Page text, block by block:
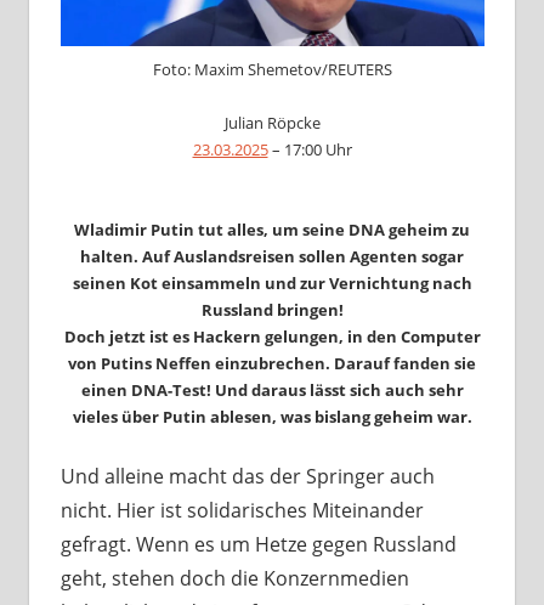
Foto: Maxim Shemetov/REUTERS
Julian Röpcke
23.03.2025– 17:00 Uhr
Wladimir Putin tut alles, um seine DNA geheim zu
halten. Auf Auslandsreisen sollen Agenten sogar
seinen Kot einsammeln und zur Vernichtung nach
Russland bringen!
Doch jetzt ist es Hackern gelungen, in den Computer
von Putins Neffen einzubrechen. Darauf fanden sie
einen DNA-Test! Und daraus lässt sich auch sehr
vieles über Putin ablesen, was bislang geheim war.
Und alleine macht das der Springer auch
nicht. Hier ist solidarisches Miteinander
gefragt. Wenn es um Hetze gegen Russland
geht, stehen doch die Konzernmedien